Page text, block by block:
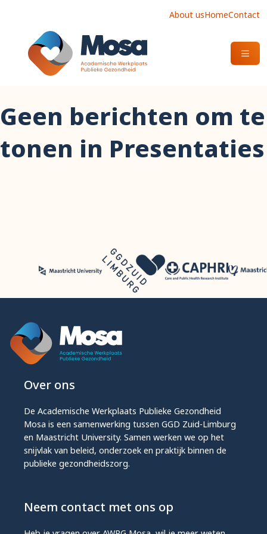
About usHomeContact
OPEN
Geen berichten om te
tonen in Presentaties
Over ons
De Academische Werkplaats Publieke Gezondheid
Mosa is een samenwerking tussen GGD Zuid-Limburg
en Maastricht University. Samen werken we op het
snijvlak van beleid, onderzoek en praktijk binnen de
publieke gezondheidszorg.
Neem contact met ons op